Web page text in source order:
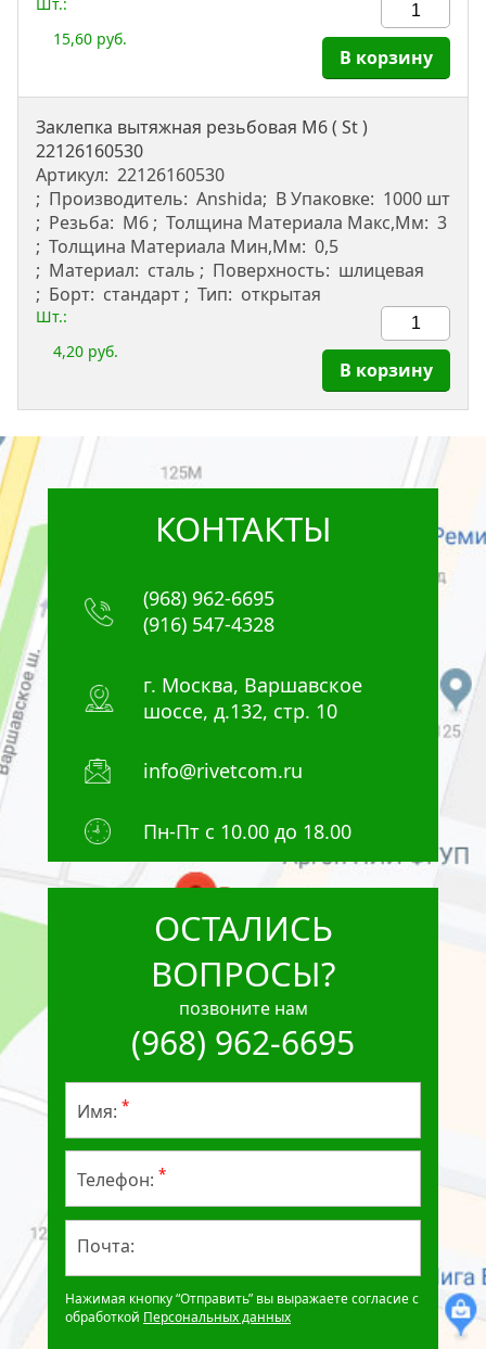
15,60 руб.
В корзину
Заклепка вытяжная резьбовая M6 ( St )
22126160530
Артикул: 22126160530
Производитель: Anshida В Упаковке: 1000 шт
Резьба: М6 Толщина Материала Макс,мм: 3
Толщина Материала Мин,мм: 0,5
Материал: сталь Поверхность: шлицевая
Борт: стандарт Тип: открытая
Шт.:
4,20 руб.
В корзину
КОНТАКТЫ
(968) 962-6695
(916) 547-4328
г. Москва, Варшавское
шоссе, д.132, стр. 10
info@rivetcom.ru
Пн-Пт с 10.00 до 18.00
ОСТАЛИСЬ
ВОПРОСЫ?
позвоните нам
(968) 962-6695
Имя: *
Телефон: *
Почта:
Нажимая кнопку “Отправить” вы выражаете согласие с
обработкой Персональных данных